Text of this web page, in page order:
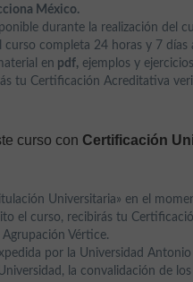
México.
durante la realización del
curso completa 24 horas y 7 días
en pdf, ejemplos y
tu Certificación Acreditativa
curso con Certificación
Universitaria» en el
el curso, recibirás tu
Vértice.
por la Universidad
la convalidación de